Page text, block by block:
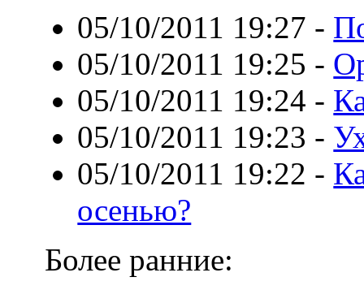
05/10/2011 19:27 -
05/10/2011 19:25 -
05/10/2011 19:24 -
05/10/2011 19:23 -
05/10/2011 19:22 -
осенью?
Более ранние: